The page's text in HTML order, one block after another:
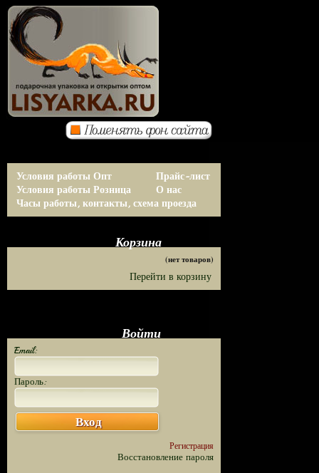
Условия работы Опт
Условия работы Розница
Прайс-лист
О нас
Часы работы, контакты, схема проезда
Корзина
(нет товаров)
Перейти в корзину
Войти
Email:
Пароль:
Вход
Регистрация
Восстановление пароля